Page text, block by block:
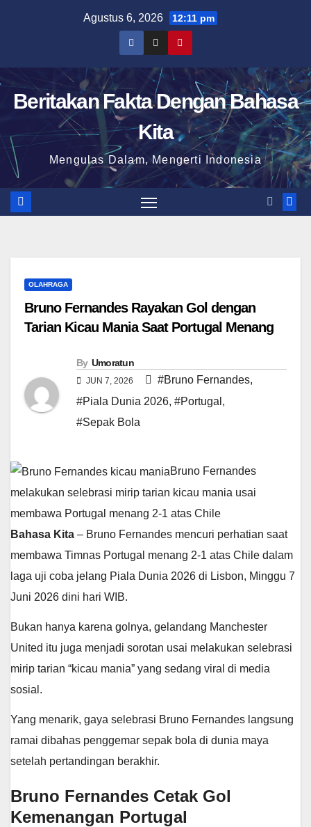
Agustus 6, 2026 12:11 pm
Beritakan Fakta Dengan Bahasa
Kita
Mengulas Dalam, Mengerti Indonesia
OLAHRAGA
Bruno Fernandes Rayakan Gol dengan
Tarian Kicau Mania Saat Portugal Menang
By Umoratun
JUN 7, 2026 #Bruno Fernandes,
#Piala Dunia 2026, #Portugal ,
#Sepak Bola
Bruno Fernandes
melakukan selebrasi mirip tarian kicau mania usai
membawa Portugal menang 2-1 atas Chile
Bahasa Kita – Bruno Fernandes mencuri perhatian saat
membawa Timnas Portugal menang 2-1 atas Chile dalam
laga uji coba jelang Piala Dunia 2026 di Lisbon, Minggu 7
Juni 2026 dini hari WIB.
Bukan hanya karena golnya, gelandang Manchester
United itu juga menjadi sorotan usai melakukan selebrasi
mirip tarian “kicau mania” yang sedang viral di media
sosial.
Yang menarik, gaya selebrasi Bruno Fernandes langsung
ramai dibahas penggemar sepak bola di dunia maya
setelah pertandingan berakhir.
Bruno Fernandes Cetak Gol
Kemenangan Portugal